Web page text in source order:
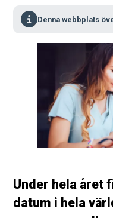
Denna webbplats
Under hela året
datum i hela